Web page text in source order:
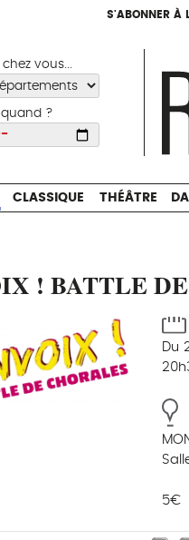
S'ABONNER À
chez vous...
quand ?
S'ABONNER À
CLASSIQUE THÉÂTRE
! BATTLE
Du
5€